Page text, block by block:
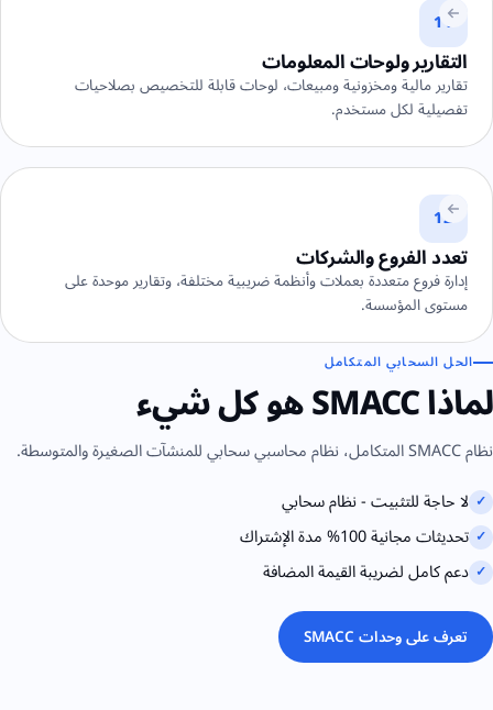
11
التقارير ولوحات المعلومات
تقارير مالية ومخزونية ومبيعات، لوحات قابلة للتخصيص بصلاحيات
تفصيلية لكل مستخدم.
12
تعدد الفروع والشركات
إدارة فروع متعددة بعملات وأنظمة ضريبية مختلفة، وتقارير موحدة على
مستوى المؤسسة.
الحل السحابي المتكامل
لماذا SMACC هو كل شيء
نظام SMACC المتكامل، نظام محاسبي سحابي للمنشآت الصغيرة والمتوسطة.
✓ لا حاجة للتثبيت - نظام سحابي
✓ تحديثات مجانية 100% مدة الإشتراك
✓ دعم كامل لضريبة القيمة المضافة
تعرف على وحدات SMACC